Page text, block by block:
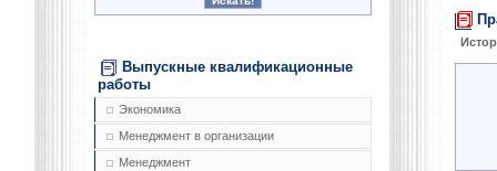
Выпускные квалификационные
работы
Экономика
Менеджмент в организации
Менеджмент